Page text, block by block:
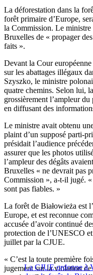
La déforestation dans la
forêt primaire d’Europe,
la Commission. Le ministre
Bruxelles de « propager
faits ».
Devant la Cour
sur les abattages illégaux
Szyszko, le ministre
quatre chemins. Selon lui,
grossièrement l’ampleur
en diffusant des
Le ministre avait obtenu
plaint d’un supposé parti-
présidait l’audience
assurer que les photos
l’ampleur des dégâts
Bruxelles « ne devrait pas
Commission », a-t-il jugé. «
sont pas fiables. »
La forêt de Białowieża est
Europe, et est reconnue
accusée d’avoir continué
protection de l’UNESCO
juillet par la CJUE.
La CJUE ordonne à
« C’est la toute première
jugement sur la violation